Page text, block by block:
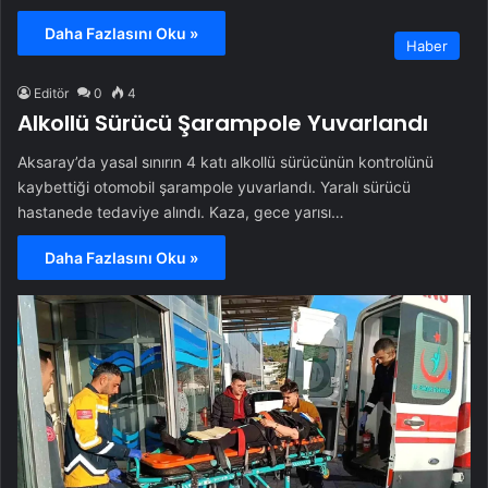
Daha Fazlasını Oku »
Haber
Editör 0 4
Alkollü Sürücü Şarampole Yuvarlandı
Aksaray’da yasal sınırın 4 katı alkollü sürücünün kontrolünü
kaybettiği otomobil şarampole yuvarlandı. Yaralı sürücü
hastanede tedaviye alındı. Kaza, gece yarısı…
Daha Fazlasını Oku »